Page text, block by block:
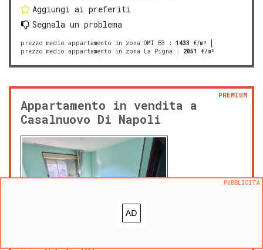
Aggiungi ai preferiti
Segnala un problema
prezzo medio appartamento in zona OMI B3 : 1433 €/m²
prezzo medio appartamento in zona La Pigna : 2051 €/m²
Appartamento in vendita a
Casalnuovo Di Napoli
PREMIUM
PUBBLICITÀ